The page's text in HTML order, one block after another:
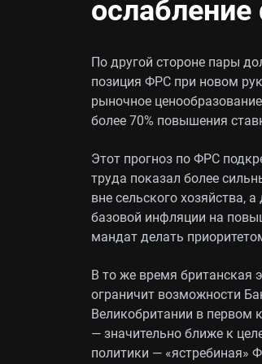
ослабление
По другой стороне пары
позиция ФРС при новом
рыночное
более 70% повышения
Этот прогноз по ФРС
труда показал более
вне сельского хозяйства,
базовой инфляции на
мандат делать
В то же время британская
ограничит возможности
Великобритании в первом
— значительно ближе к
политики — «ястребиная»